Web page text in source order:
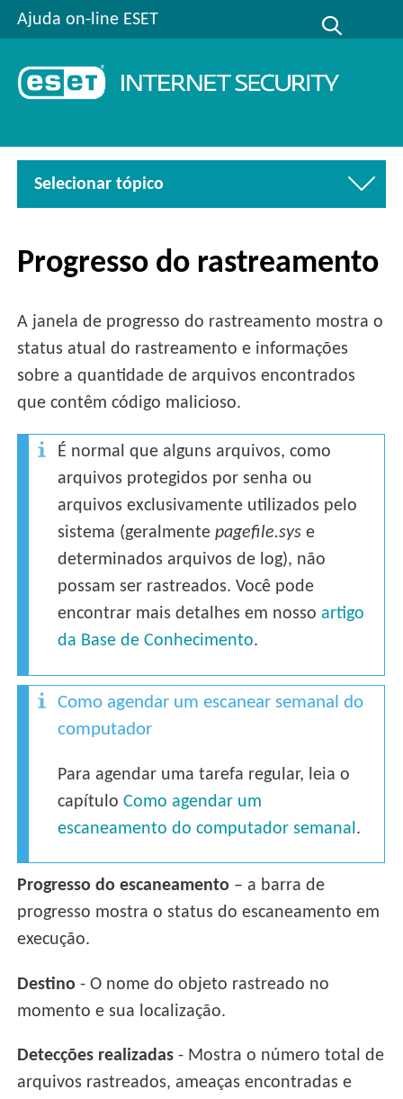
Ajuda on-line ESET
Selecionar tópico
Progresso do rastreamento
A janela de progresso do rastreamento mostra o
status atual do rastreamento e informações
sobre a quantidade de arquivos encontrados
que contêm código malicioso.
É normal que alguns arquivos, como
arquivos protegidos por senha ou
arquivos exclusivamente utilizados pelo
sistema (geralmentepagefile.sys e
determinados arquivos de log), não
possam ser rastreados. Você pode
encontrar mais detalhes em nossoartigo
da Base de Conhecimento.
Como agendar um escanear semanal do
computador
Para agendar uma tarefa regular, leia o
capítuloComo agendar um
escaneamento do computador semanal .
Progresso do escaneamento – a barra de
progresso mostra o status do escaneamento em
execução.
Destino - O nome do objeto rastreado no
momento e sua localização.
Detecções realizadas - Mostra o número total de
arquivos rastreados, ameaças encontradas e